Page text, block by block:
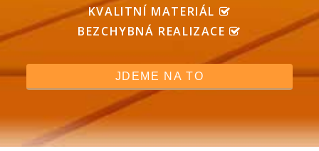
KVALITNÍ MATERIÁL
BEZCHYBNÁ REALIZACE
JDEME NA TO